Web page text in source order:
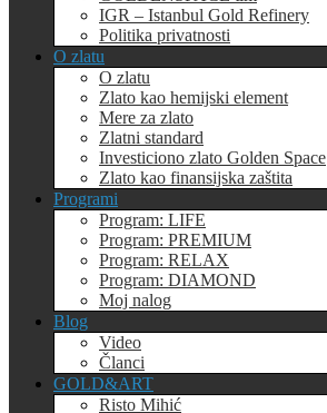
IGR – Istanbul Gold Refinery
Politika privatnosti
O zlatu
O zlatu
Zlato kao hemijski element
Mere za zlato
Zlatni standard
Investiciono zlato Golden Space
Zlato kao finansijska zaštita
Programi
Program: LIFE
Program: PREMIUM
Program: RELAX
Program: DIAMOND
Moj nalog
Blog
Video
Članci
GOLD&ART
Risto Mihić